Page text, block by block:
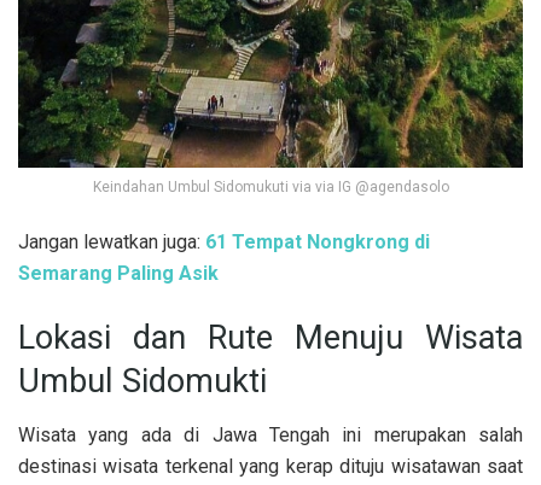
Keindahan Umbul Sidomukuti via via IG @agendasolo
Jangan lewatkan juga: 61 Tempat Nongkrong di
Semarang Paling Asik
Lokasi dan Rute Menuju Wisata
Umbul Sidomukti
Wisata yang ada di Jawa Tengah ini merupakan salah
destinasi wisata terkenal yang kerap dituju wisatawan saat